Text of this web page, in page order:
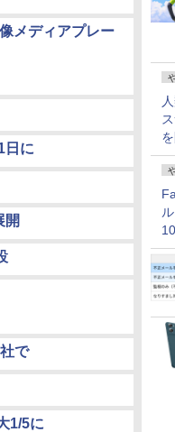
メディアプレー
日に
開
で
1/5に